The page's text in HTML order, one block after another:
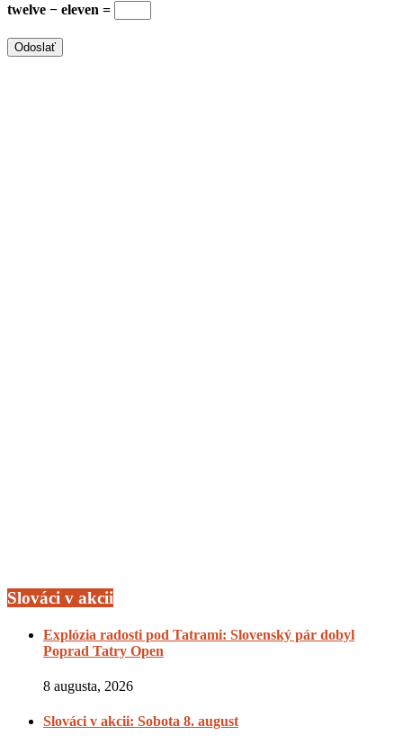
twelve − eleven =
Slováci v akcii
Explózia radosti pod Tatrami: Slovenský pár dobyl
Poprad Tatry Open
8 augusta, 2026
Slováci v akcii: Sobota 8. august